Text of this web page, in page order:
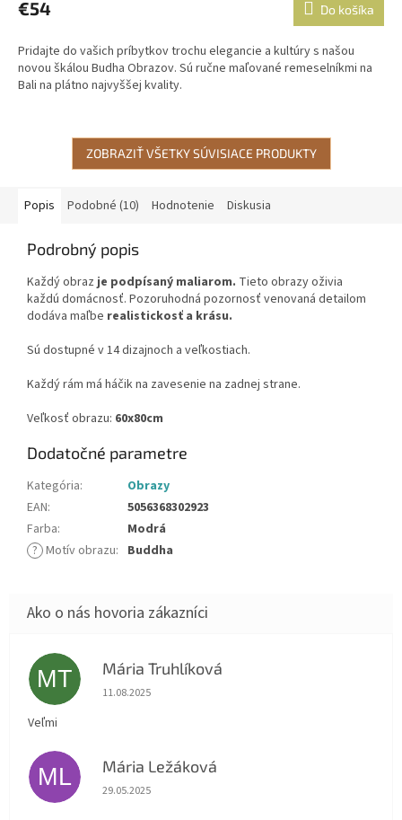
€54 Do košíka
Pridajte do vašich príbytkov trochu elegancie a kultúry s našou
novou škálou Budha Obrazov. Sú ručne maľované remeselníkmi na
Bali na plátno najvyššej kvality.
ZOBRAZIŤ VŠETKY SÚVISIACE PRODUKTY
Popis Podobné (10) Hodnotenie Diskusia
Podrobný popis
Každý obrazje podpísaný maliarom. Tieto obrazy oživia
každú domácnosť. Pozoruhodná pozornosť venovaná detailom
dodáva maľbe realistickosť a krásu.
Sú dostupné v 14 dizajnoch a veľkostiach.
Každý rám má háčik na zavesenie na zadnej strane.
Veľkosť obrazu: 60x80cm
Dodatočné parametre
Kategória:
Obrazy
EAN:
5056368302923
Farba:
Modrá
? Motív obrazu: Buddha
MT Mária Truhlíková
Hodnotenie obchodu je 5 z 5 hviezdičiek.
11.08.2025
Veľmi
ML Mária Ležáková
Hodnotenie obchodu je 5 z 5 hviezdičiek.
29.05.2025